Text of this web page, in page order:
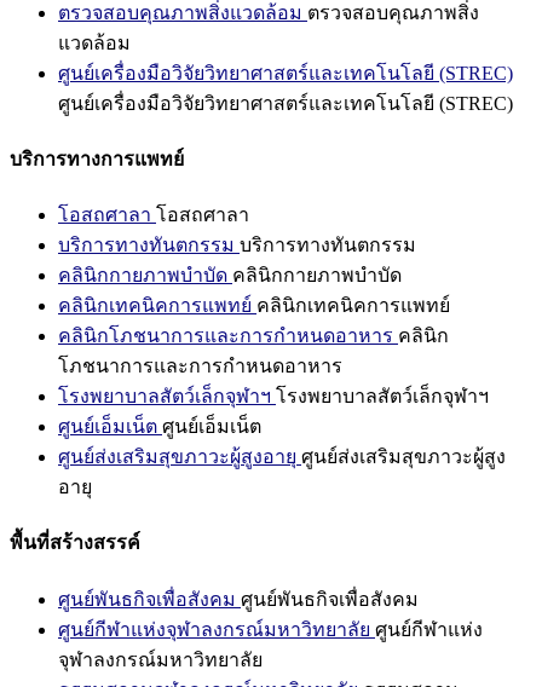
ตรวจสอบคุณภาพสิ่งแวดล้อม ตรวจสอบคุณภาพสิ่ง
แวดล้อม
ศูนย์เครื่องมือวิจัยวิทยาศาสตร์และเทคโนโลยี (STREC)
ศูนย์เครื่องมือวิจัยวิทยาศาสตร์และเทคโนโลยี (STREC)
บริการทางการแพทย์
โอสถศาลา โอสถศาลา
บริการทางทันตกรรม บริการทางทันตกรรม
คลินิกกายภาพบำบัด คลินิกกายภาพบำบัด
คลินิกเทคนิคการแพทย์ คลินิกเทคนิคการแพทย์
คลินิกโภชนาการและการกำหนดอาหาร คลินิก
โภชนาการและการกำหนดอาหาร
โรงพยาบาลสัตว์เล็กจุฬาฯ โรงพยาบาลสัตว์เล็กจุฬาฯ
ศูนย์เอ็มเน็ต ศูนย์เอ็มเน็ต
ศูนย์ส่งเสริมสุขภาวะผู้สูงอายุ ศูนย์ส่งเสริมสุขภาวะผู้สูง
อายุ
พื้นที่สร้างสรรค์
ศูนย์พันธกิจเพื่อสังคม ศูนย์พันธกิจเพื่อสังคม
ศูนย์กีฬาแห่งจุฬาลงกรณ์มหาวิทยาลัย ศูนย์กีฬาแห่ง
จุฬาลงกรณ์มหาวิทยาลัย